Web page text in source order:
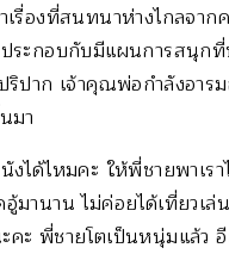
เรื่องที่สนทนาห่างไกลจา
ระกอบกับมีแผนการสนุกที่
ริปาก เจ้าคุณพ่อกำลังอา
มา
งได้ไหมคะ ให้พี่ชายพาเร
มานาน ไม่ค่อยได้เที่ยวเล่
ะ พี่ชายโตเป็นหนุ่มแล้ว อี